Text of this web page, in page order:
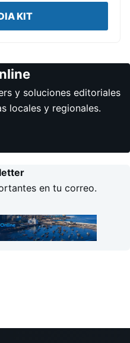
KIT
y soluciones editoriales
locales y regionales.
en tu correo.